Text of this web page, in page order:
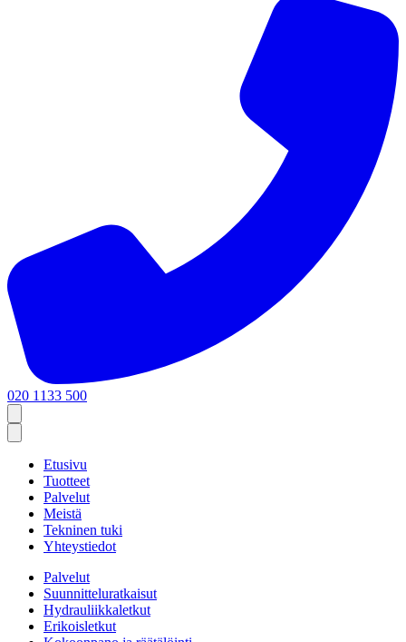
020 1133 500
Etusivu
Tuotteet
Palvelut
Meistä
Tekninen tuki
Yhteystiedot
Palvelut
Suunnitteluratkaisut
Hydrauliikkaletkut
Erikoisletkut